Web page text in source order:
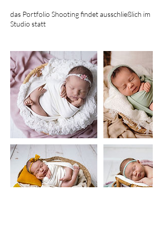
das Portfolio Shooting findet ausschließlich im
Studio statt